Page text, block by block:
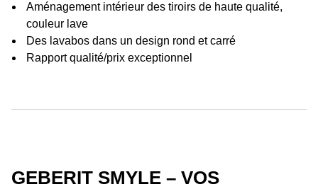
Aménagement intérieur des tiroirs de haute qualité,
couleur lave
Des lavabos dans un design rond et carré
Rapport qualité/prix exceptionnel
GEBERIT SMYLE – VOS